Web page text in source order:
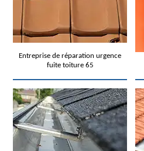
Entreprise de réparation urgence
fuite toiture 65